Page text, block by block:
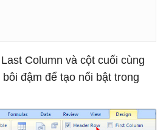
Column và cột cuối cùng
đậm để tạo nổi bật trong